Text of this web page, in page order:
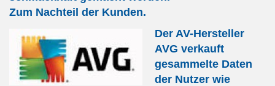
Zum Nachteil der Kunden.
Der AV-Hersteller
AVG verkauft
gesammelte Daten
der Nutzer wie